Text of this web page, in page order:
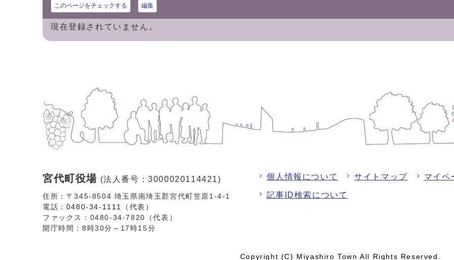
このページをチェックする 編集
現在登録されていません。
宮代町役場 (法人番号：3000020114421)
住所：〒345-8504 埼玉県南埼玉郡宮代町笠原1-4-1
電話： 0480-34-1111（代表）
ファックス：0480-34-7820（代表）
開庁時間：8時30分～17時15分
個人情報について サイトマップ マイペ
記事ID検索について
Copyright (C) Miyashiro Town All Rights Reserved.